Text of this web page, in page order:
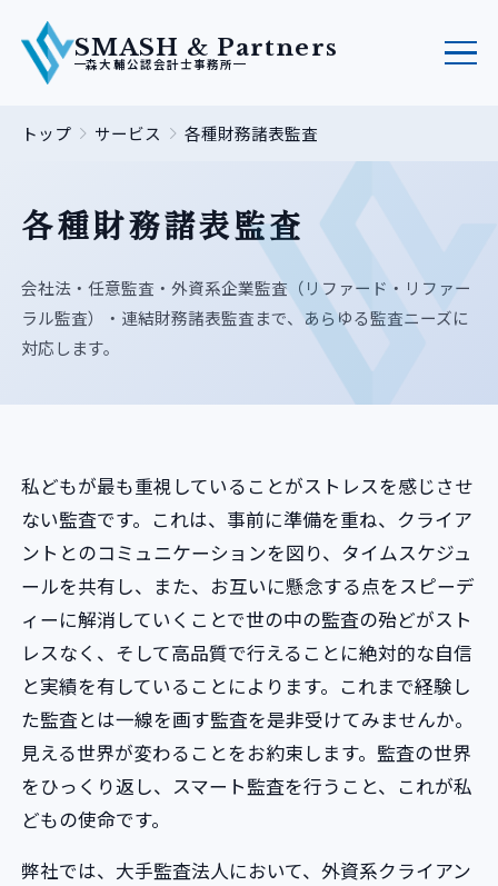
SMASH & Partners
森大輔公認会計士事務所
トップ サービス 各種財務諸表監査
各種財務諸表監査
会社法・任意監査・外資系企業監査（リファード・リファー
ラル監査）・連結財務諸表監査まで、あらゆる監査ニーズに
対応します。
私どもが最も重視していることがストレスを感じさせ
ない監査です。これは、事前に準備を重ね、クライア
ントとのコミュニケーションを図り、タイムスケジュ
ールを共有し、また、お互いに懸念する点をスピーデ
ィーに解消していくことで世の中の監査の殆どがスト
レスなく、そして高品質で行えることに絶対的な自信
と実績を有していることによります。これまで経験し
た監査とは一線を画す監査を是非受けてみませんか。
見える世界が変わることをお約束します。監査の世界
をひっくり返し、スマート監査を行うこと、これが私
どもの使命です。
弊社では、大手監査法人において、外資系クライアン